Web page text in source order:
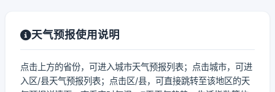
天气预报使用说明
点击上方的省份，可进入城市天气预报列表；点击城市，可进
入区/县天气预报列表；点击区/县，可直接跳转至该地区的天